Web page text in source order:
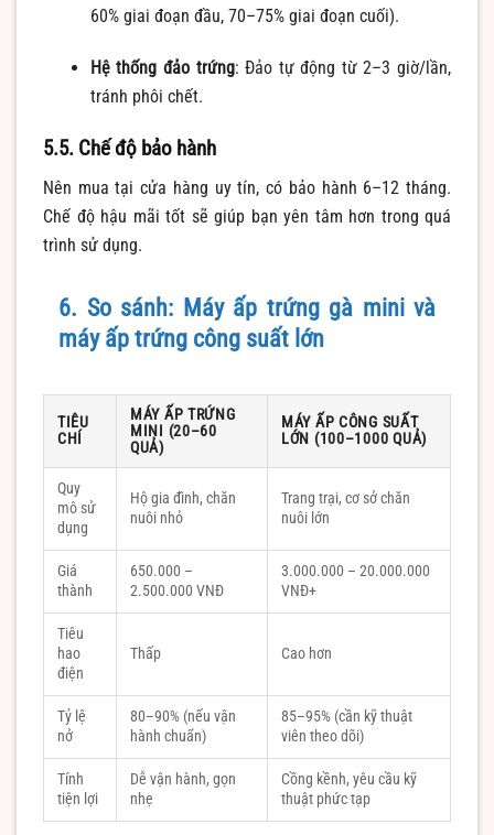
60% giai đoạn đầu, 70–75% giai đoạn cuối).
Hệ thống đảo trứng: Đảo tự động từ 2–3 giờ/lần,
tránh phôi chết.
5.5. Chế độ bảo hành
Nên mua tại cửa hàng uy tín, có bảo hành 6–12 tháng.
Chế độ hậu mãi tốt sẽ giúp bạn yên tâm hơn trong quá
trình sử dụng.
6. So sánh: Máy ấp trứng gà mini và
máy ấp trứng công suất lớn
TIÊU
CHÍ
MÁY ẤP TRỨNG
MINI (20–60
QUẢ)
MÁY ẤP CÔNG SUẤT
LỚN (100–1000 QUẢ)
Quy
mô sử
dụng
Hộ gia đình, chăn
nuôi nhỏ
Trang trại, cơ sở chăn
nuôi lớn
Giá
thành
650.000 –
2.500.000 VNĐ
3.000.000 – 20.000.000
VNĐ+
Tiêu
hao
điện
Thấp Cao hơn
Tỷ lệ
nở
80–90% (nếu vận
hành chuẩn)
85–95% (cần kỹ thuật
viên theo dõi)
Tính
tiện lợi
Dễ vận hành, gọn
nhẹ
Cồng kềnh, yêu cầu kỹ
thuật phức tạp